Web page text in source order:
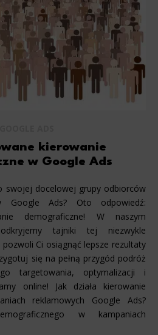
kierowanie
w Google Ads
swojej docelowej grupy odbiorców
Ads? Oto odpowiedź:
demograficzne! W naszym
tajniki tej niezwykle
Ci osiągnąć lepsze rezultaty
się na pełną przygód podróż
targetowania, optymalizacji i
online! Jak działa kierowanie
reklamowych Google Ads?
w kampaniach